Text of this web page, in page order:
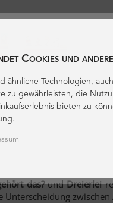
das?undDreierlei
Cookies und
ähnliche Technologien,
zu gewährleisten, die
bieten zu